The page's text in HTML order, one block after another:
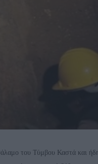
του Τύμβου Καστά και